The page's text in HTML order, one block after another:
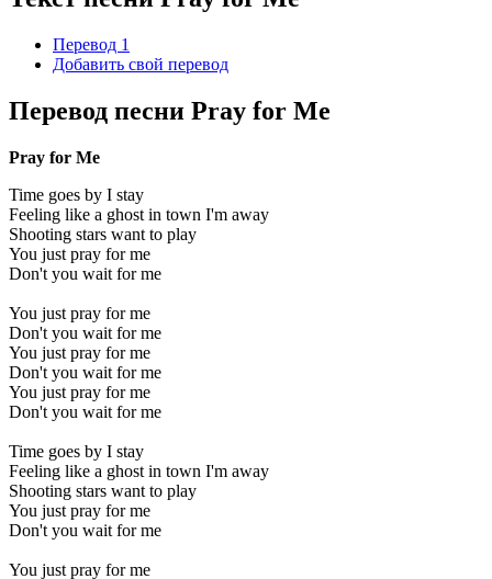
Перевод 1
Добавить свой перевод
Перевод песни Pray for Me
Pray for Me
Time goes by I stay
Feeling like a ghost in town I'm away
Shooting stars want to play
You just pray for me
Don't you wait for me
You just pray for me
Don't you wait for me
You just pray for me
Don't you wait for me
You just pray for me
Don't you wait for me
Time goes by I stay
Feeling like a ghost in town I'm away
Shooting stars want to play
You just pray for me
Don't you wait for me
You just pray for me